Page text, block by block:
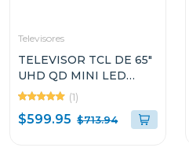
Televisores
TELEVISOR TCL DE 65"
UHD QD MINI LED
GOOGLE TV C6K
(1)
$599.95 $713.94